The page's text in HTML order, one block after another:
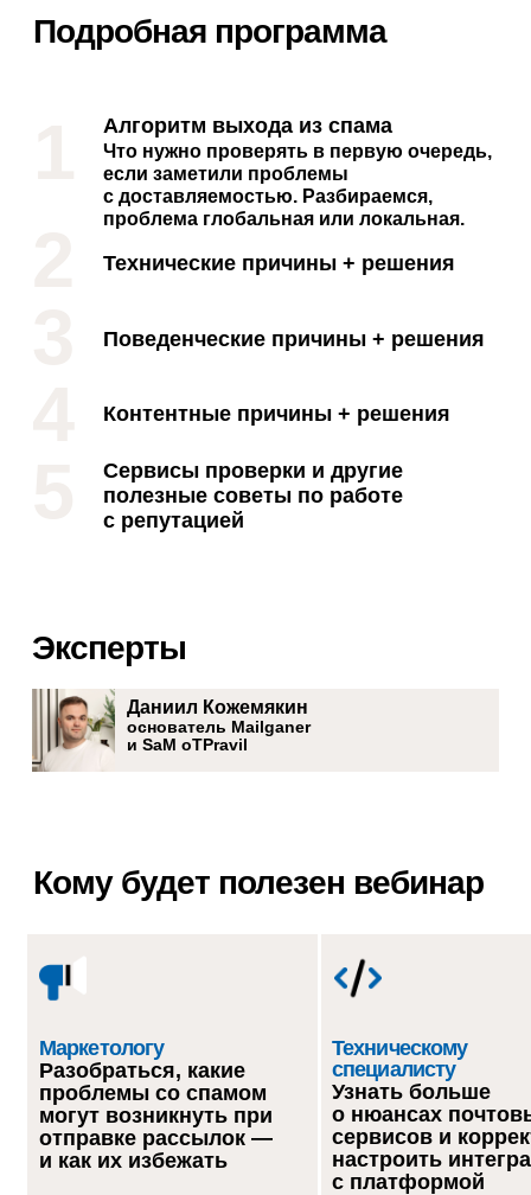
Подробная программа
Алгоритм выхода из спама
Что нужно проверять в первую очередь,
если заметили проблемы
с доставляемостью. Разбираемся,
проблема глобальная или локальная.
Технические причины + решения
Поведенческие причины + решения
Контентные причины + решения
Сервисы проверки и другие
полезные советы по работе
с репутацией
Даниил Кожемякин
основатель Mailganer
и SaM oTPravil
Эксперты
Кому будет полезен вебинар
Маркетологу
Техническому
специалисту
Разобраться, какие
проблемы со спамом
могут возникнуть при
отправке рассылок —
и как их избежать
Узнать больше
о нюансах
сервисов и
настроить
с платформой